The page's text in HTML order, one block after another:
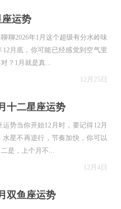
座运势
聊2026年1月这个超级有分水岭味
月底，你可能已经感觉到空气里
？1月就是真...
12月25日
十二星座运势
势当你开始12月时，要记得12月
水星不再逆行，节奏加快，你可以
是，上个月不...
12月4日
双鱼座运势